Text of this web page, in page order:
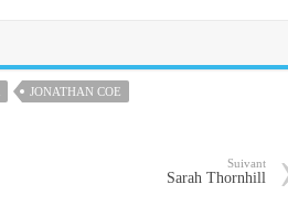
JONATHAN COE
Suivant
Sarah Thornhill